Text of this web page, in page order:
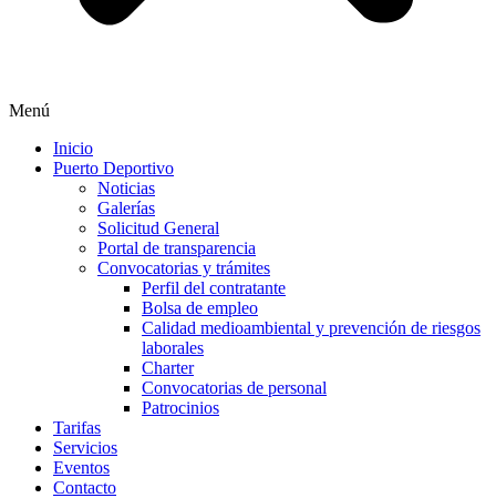
Menú
Inicio
Puerto Deportivo
Noticias
Galerías
Solicitud General
Portal de transparencia
Convocatorias y trámites
Perfil del contratante
Bolsa de empleo
Calidad medioambiental y prevención de riesgos
laborales
Charter
Convocatorias de personal
Patrocinios
Tarifas
Servicios
Eventos
Contacto